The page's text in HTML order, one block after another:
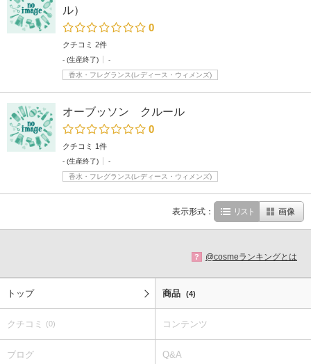
ル）
0
クチコミ 2件
- (生産終了)
-
香水・フレグランス(レディース・ウィメンズ)
オーブッソン クルール
0
クチコミ 1件
- (生産終了)
-
香水・フレグランス(レディース・ウィメンズ)
表示形式： リスト 画像
? @cosmeランキングとは
トップ 商品 (4)
クチコミ (0) コンテンツ
ブログ Q&A